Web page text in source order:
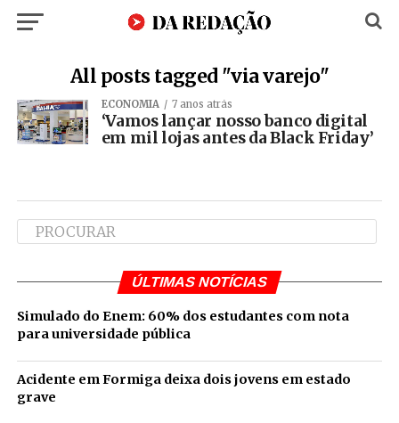
All posts tagged "via varejo"
ECONOMIA 7 anos atrás
‘Vamos lançar nosso banco digital
em mil lojas antes da Black Friday’
ÚLTIMAS NOTÍCIAS
Simulado do Enem: 60% dos estudantes com nota
para universidade pública
Acidente em Formiga deixa dois jovens em estado
grave